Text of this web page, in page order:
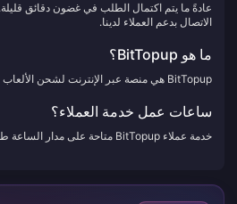
عادةً ما يتم اكتمال الطلب في غضون دقائق
الاتصال بدعم العملاء لدينا.
ما هو BitTopup؟
BitTopup هي منصة عبر الإنترنت لشحن الألعاب والخدمات بسرعة وأمان.
ساعات عمل خدمة العملاء؟
خدمة عملاء BitTopup متاحة على مدار الساعة طوال أيام الأسبوع 24/7.